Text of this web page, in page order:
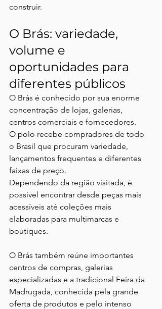
construir.
O Brás: variedade,
volume e
oportunidades para
diferentes públicos
O Brás é conhecido por sua enorme
concentração de lojas, galerias,
centros comerciais e fornecedores.
O polo recebe compradores de todo
o Brasil que procuram variedade,
lançamentos frequentes e diferentes
faixas de preço.
Dependendo da região visitada, é
possível encontrar desde peças mais
acessíveis até coleções mais
elaboradas para multimarcas e
boutiques.
O Brás também reúne importantes
centros de compras, galerias
especializadas e a tradicional Feira da
Madrugada, conhecida pela grande
oferta de produtos e pelo intenso